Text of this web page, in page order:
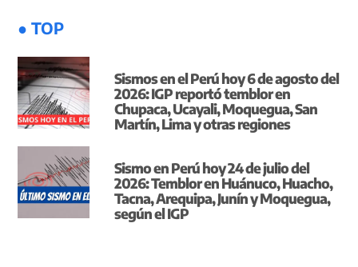
● TOP
Sismos en el Perú hoy 6 de agosto del
2026: IGP reportó temblor en
Chupaca, Ucayali, Moquegua, San
Martín, Lima y otras regiones
Sismo en Perú hoy 24 de julio del
2026: Temblor en Huánuco, Huacho,
Tacna, Arequipa, Junín y Moquegua,
según el IGP